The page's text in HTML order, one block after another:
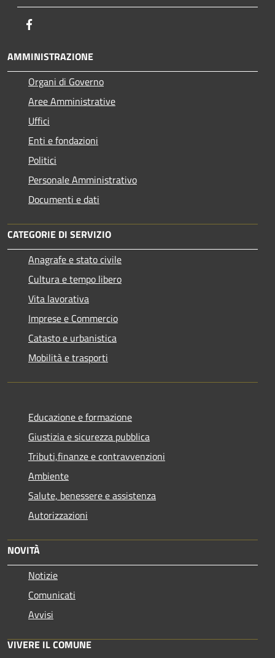
AMMINISTRAZIONE
Organi di Governo
Aree Amministrative
Uffici
Enti e fondazioni
Politici
Personale Amministrativo
Documenti e dati
CATEGORIE DI SERVIZIO
Anagrafe e stato civile
Cultura e tempo libero
Vita lavorativa
Imprese e Commercio
Catasto e urbanistica
Mobilità e trasporti
Educazione e formazione
Giustizia e sicurezza pubblica
Tributi,finanze e contravvenzioni
Ambiente
Salute, benessere e assistenza
Autorizzazioni
NOVITÀ
Notizie
Comunicati
Avvisi
VIVERE IL COMUNE